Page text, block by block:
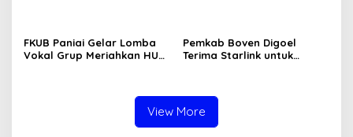
FKUB Paniai Gelar Lomba
Vokal Grup Meriahkan HUT
Pemkab Boven Digoel
Terima Starlink untuk
View More